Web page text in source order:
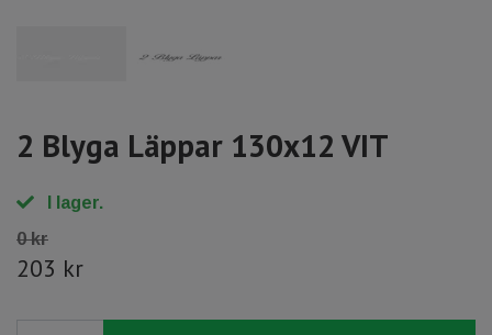
2 Blyga Läppar 130x12 VIT
I lager.
0 kr
203 kr